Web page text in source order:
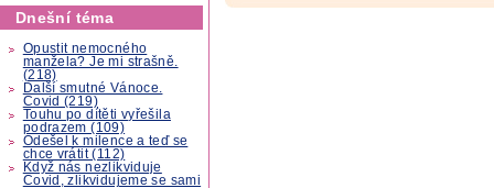
Dnešní téma
Opustit nemocného
manžela? Je mi strašně.
(218)
Další smutné Vánoce.
Covid (219)
Touhu po dítěti vyřešila
podrazem (109)
Odešel k milence a teď se
chce vrátit (112)
Když nás nezlikviduje
Covid, zlikvidujeme se sami